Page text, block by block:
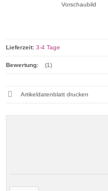
Vorschaubild
Lieferzeit: 3-4 Tage
Bewertung: (1)
Artikeldatenblatt drucken